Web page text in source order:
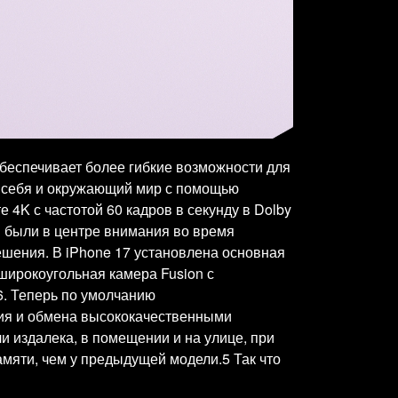
более гибкие возможности для
себя и окружающий мир с помощью
с частотой 60 кадров в секунду в Dolby
были в центре внимания во время
В iPhone 17 установлена основная
камера Fusion с
Теперь по умолчанию
и обмена высококачественными
издалека, в помещении и на улице, при
чем у предыдущей модели.5 Так что